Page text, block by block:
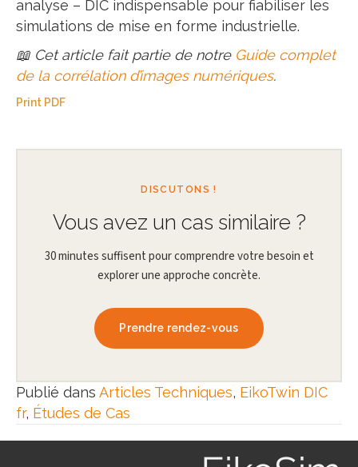
analyse – DIC indispensable pour fiabiliser les
simulations de mise en forme industrielle.
📖 Cet article fait partie de notre Guide complet
de la corrélation d’images numériques.
Print PDF
DISCUTONS !
Vous avez un cas similaire ?
30 minutes suffisent pour comprendre votre besoin et
explorer une approche concrète.
Prendre rendez-vous
Publié dans Articles Techniques, EikoTwin DIC
fr, Études de Cas